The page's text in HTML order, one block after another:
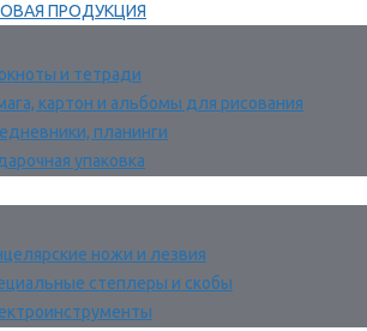
ПРОДУКЦИЯ
и тетради
картон и альбомы для рисования
планинги
упаковка
ножи и лезвия
степлеры и скобы